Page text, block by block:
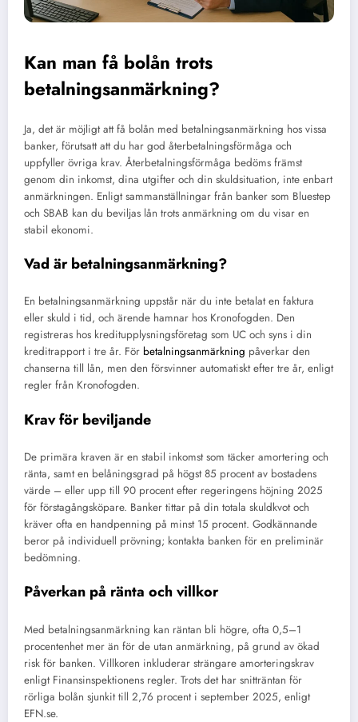
Kan man få bolån trots
betalningsanmärkning?
Ja, det är möjligt att få bolån med betalningsanmärkning hos vissa
banker, förutsatt att du har god återbetalningsförmåga och
uppfyller övriga krav. Återbetalningsförmåga bedöms främst
genom din inkomst, dina utgifter och din skuldsituation, inte enbart
anmärkningen. Enligt sammanställningar från banker som Bluestep
och SBAB kan du beviljas lån trots anmärkning om du visar en
stabil ekonomi.
Vad är betalningsanmärkning?
En betalningsanmärkning uppstår när du inte betalat en faktura
eller skuld i tid, och ärende hamnar hos Kronofogden. Den
registreras hos kreditupplysningsföretag som UC och syns i din
kreditrapport i tre år. För betalningsanmärkning påverkar den
chanserna till lån, men den försvinner automatiskt efter tre år, enligt
regler från Kronofogden.
Krav för beviljande
De primära kraven är en stabil inkomst som täcker amortering och
ränta, samt en belåningsgrad på högst 85 procent av bostadens
värde – eller upp till 90 procent efter regeringens höjning 2025
för förstagångsköpare. Banker tittar på din totala skuldkvot och
kräver ofta en handpenning på minst 15 procent. Godkännande
beror på individuell prövning; kontakta banken för en preliminär
bedömning.
Påverkan på ränta och villkor
Med betalningsanmärkning kan räntan bli högre, ofta 0,5–1
procentenhet mer än för de utan anmärkning, på grund av ökad
risk för banken. Villkoren inkluderar strängare amorteringskrav
enligt Finansinspektionens regler. Trots det har snitträntan för
rörliga bolån sjunkit till 2,76 procent i september 2025, enligt
EFN.se.